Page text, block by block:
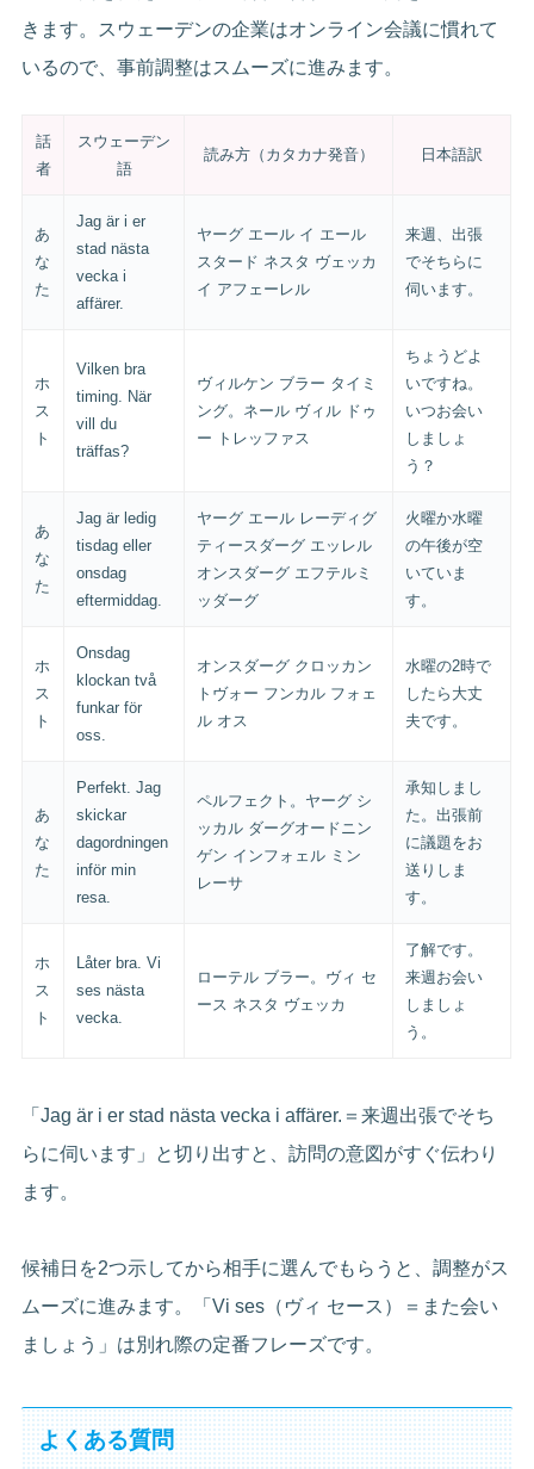
きます。スウェーデンの企業はオンライン会議に慣れて
いるので、事前調整はスムーズに進みます。
話
者
スウェーデン
語
読み方（カタカナ発音） 日本語訳
あ
な
た
Jag är i er
stad nästa
vecka i
affärer.
ヤーグ エール イ エール
スタード ネスタ ヴェッカ
イ アフェーレル
来週、出張
でそちらに
伺います。
ホ
ス
ト
Vilken bra
timing. När
vill du
träffas?
ヴィルケン ブラー タイミ
ング。ネール ヴィル ドゥ
ー トレッファス
ちょうどよ
いですね。
いつお会い
しましょ
う？
あ
な
た
Jag är ledig
tisdag eller
onsdag
eftermiddag.
ヤーグ エール レーディグ
ティースダーグ エッレル
オンスダーグ エフテルミ
ッダーグ
火曜か水曜
の午後が空
いていま
す。
ホ
ス
ト
Onsdag
klockan två
funkar för
oss.
オンスダーグ クロッカン
トヴォー フンカル フォェ
ル オス
水曜の2時で
したら大丈
夫です。
あ
な
た
Perfekt. Jag
skickar
dagordningen
inför min
resa.
ペルフェクト。ヤーグ シ
ッカル ダーグオードニン
ゲン インフォェル ミン
レーサ
承知しまし
た。出張前
に議題をお
送りしま
す。
ホ
ス
ト
Låter bra. Vi
ses nästa
vecka.
ローテル ブラー。ヴィ セ
ース ネスタ ヴェッカ
了解です。
来週お会い
しましょ
う。
「Jag är i er stad nästa vecka i affärer.＝来週出張でそち
らに伺います」と切り出すと、訪問の意図がすぐ伝わり
ます。
候補日を2つ示してから相手に選んでもらうと、調整がス
ムーズに進みます。「Vi ses（ヴィ セース）＝また会い
ましょう」は別れ際の定番フレーズです。
よくある質問